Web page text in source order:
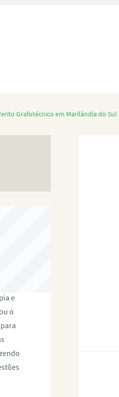
Grafotécnico em Marilândia do Sul
e
o